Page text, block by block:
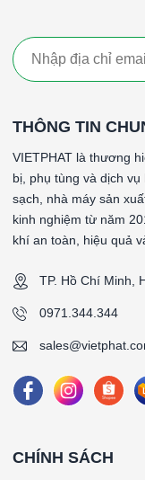
THÔNG TIN
VIETPHAT là thương
bị, phụ tùng và dịch
sạch, nhà máy sản
kinh nghiệm từ năm
khí an toàn, hiệu quả
TP. Hồ Chí Minh,
0971.344.344
CHÍNH SÁCH